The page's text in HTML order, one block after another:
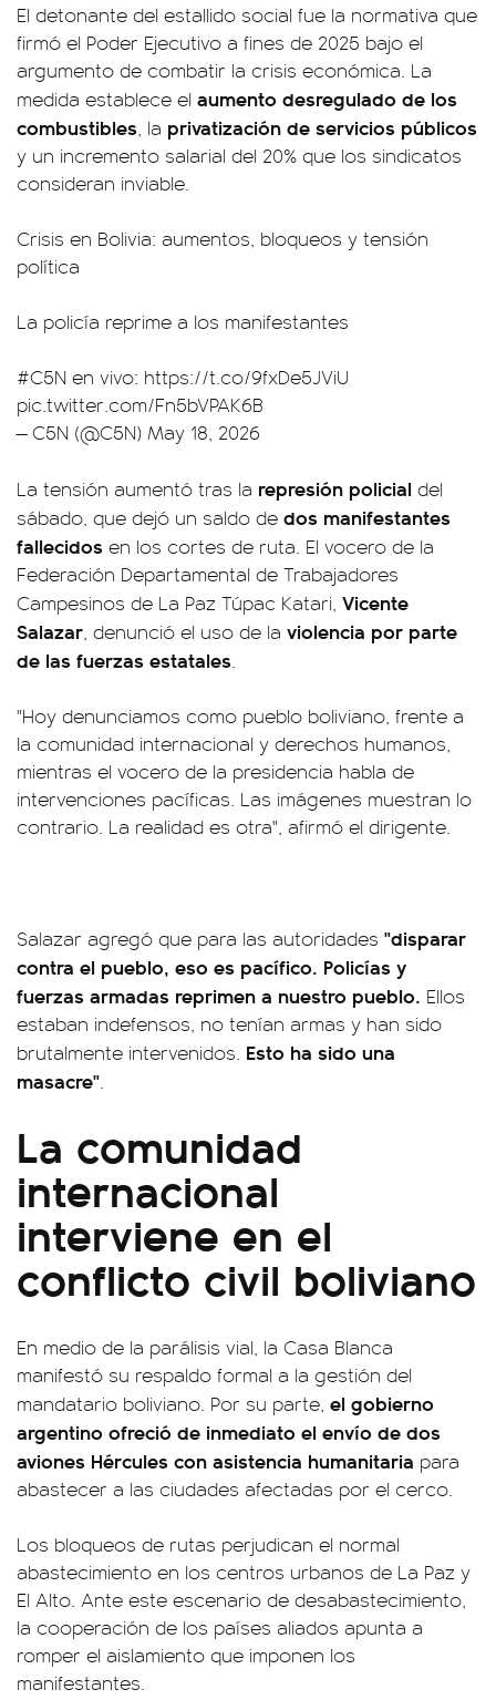
El detonante del estallido social fue la normativa que
firmó el Poder Ejecutivo a fines de 2025 bajo el
argumento de combatir la crisis económica. La
medida establece el aumento desregulado de los
combustibles, la privatización de servicios públicos
y un incremento salarial del 20% que los sindicatos
consideran inviable.
Crisis en Bolivia: aumentos, bloqueos y tensión
política
La policía reprime a los manifestantes
#C5N en vivo: https://t.co/9fxDe5JViU
pic.twitter.com/Fn5bVPAK6B
— C5N (@C5N) May 18, 2026
La tensión aumentó tras la represión policial del
sábado, que dejó un saldo de dos manifestantes
fallecidos en los cortes de ruta. El vocero de la
Federación Departamental de Trabajadores
Campesinos de La Paz Túpac Katari, Vicente
Salazar, denunció el uso de la violencia por parte
de las fuerzas estatales.
"Hoy denunciamos como pueblo boliviano, frente a
la comunidad internacional y derechos humanos,
mientras el vocero de la presidencia habla de
intervenciones pacíficas. Las imágenes muestran lo
contrario. La realidad es otra", afirmó el dirigente.
Salazar agregó que para las autoridades "disparar
contra el pueblo, eso es pacífico. Policías y
fuerzas armadas reprimen a nuestro pueblo. Ellos
estaban indefensos, no tenían armas y han sido
brutalmente intervenidos. Esto ha sido una
masacre".
La comunidad
internacional
interviene en el
conflicto civil boliviano
En medio de la parálisis vial, la Casa Blanca
manifestó su respaldo formal a la gestión del
mandatario boliviano. Por su parte, el gobierno
argentino ofreció de inmediato el envío de dos
aviones Hércules con asistencia humanitaria para
abastecer a las ciudades afectadas por el cerco.
Los bloqueos de rutas perjudican el normal
abastecimiento en los centros urbanos de La Paz y
El Alto. Ante este escenario de desabastecimiento,
la cooperación de los países aliados apunta a
romper el aislamiento que imponen los
manifestantes.